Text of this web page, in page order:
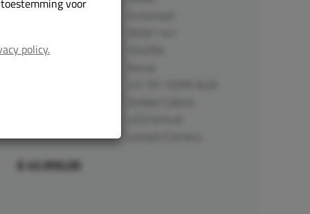
Transmissie:
Kenteken:
€ 45.950,00
voor
policy.